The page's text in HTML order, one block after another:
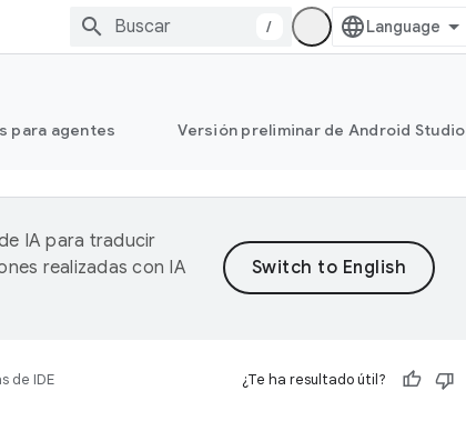
/
para agentes Versión preliminar de Android Studio
IA para traducir
realizadas con IA
de IDE ¿Te ha resultado útil?